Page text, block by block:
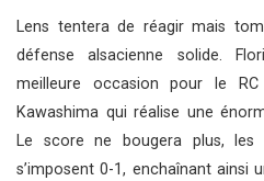
Lens tentera de réagir mais
défense alsacienne solide.
meilleure occasion pour le
Kawashima qui réalise une
Le score ne bougera plus, les
s’imposent 0-1, enchaînant ainsi